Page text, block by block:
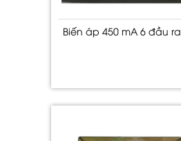
Biến áp 450 mA 6 đầu ra